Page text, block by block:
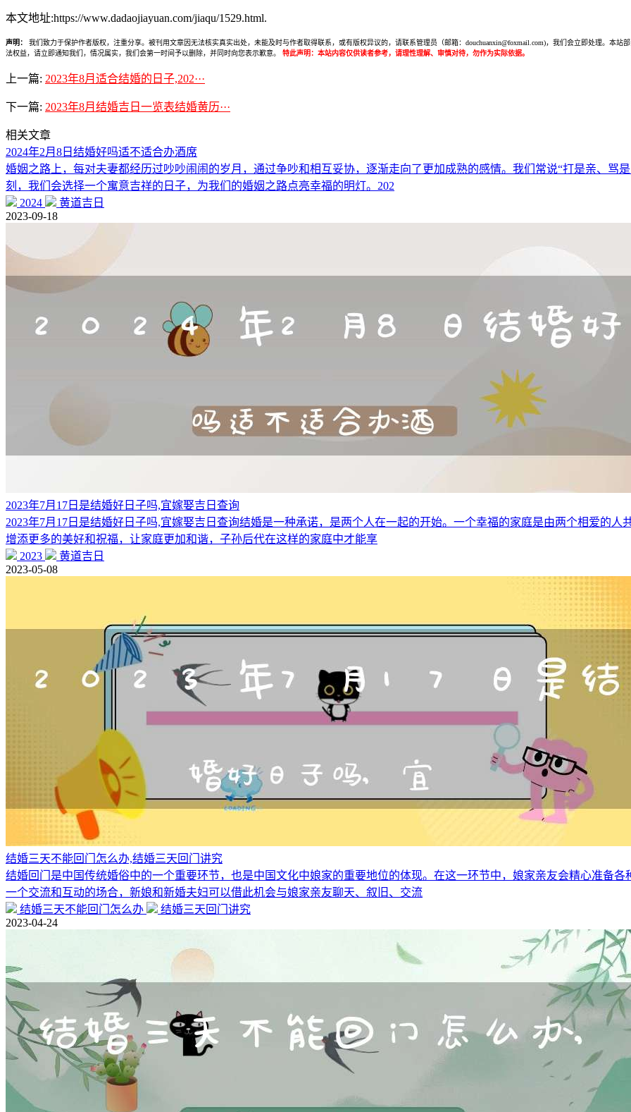
本文地址:https://www.dadaojiayuan.com/jiaqu/1529.html.
声明：
我们致力于保护作者版权，注重分享。被刊用文章因无法核实真实出处，未能及时与作者取得联系，或有版权异议的，请联系管理员（邮箱：douchuanxin@foxmail.com)，我们会立即处理。本
法权益，请立即通知我们，情况属实，我们会第一时间予以删除，并同时向您表示歉意。
特此声明：本站内容仅供读者参考，请理性理解、审慎对待，勿作为实际依据。
上一篇: 2023年8月适合结婚的日子,202···
下一篇: 2023年8月结婚吉日一览表结婚黄历···
相关文章
2024年2月8日结婚好吗适不适合办酒席
婚姻之路上，每对夫妻都经历过吵吵闹闹的岁月，通过争吵和相互妥协，逐渐走向了更加成熟的感情。我们常说“打是亲、骂
刻，我们会选择一个寓意吉祥的日子，为我们的婚姻之路点亮幸福的明灯。202
2024
黄道吉日
2023-09-18
2023年7月17日是结婚好日子吗,宜嫁娶吉日查询
2023年7月17日是结婚好日子吗,宜嫁娶吉日查询结婚是一种承诺，是两个人在一起的开始。一个幸福的家庭是由两个相爱的
增添更多的美好和祝福，让家庭更加和谐，子孙后代在这样的家庭中才能享
2023
黄道吉日
2023-05-08
结婚三天不能回门怎么办,结婚三天回门讲究
结婚回门是中国传统婚俗中的一个重要环节，也是中国文化中娘家的重要地位的体现。在这一环节中，娘家亲友会精心准备
一个交流和互动的场合，新娘和新婚夫妇可以借此机会与娘家亲友聊天、叙旧、交流
结婚三天不能回门怎么办
结婚三天回门讲究
2023-04-24